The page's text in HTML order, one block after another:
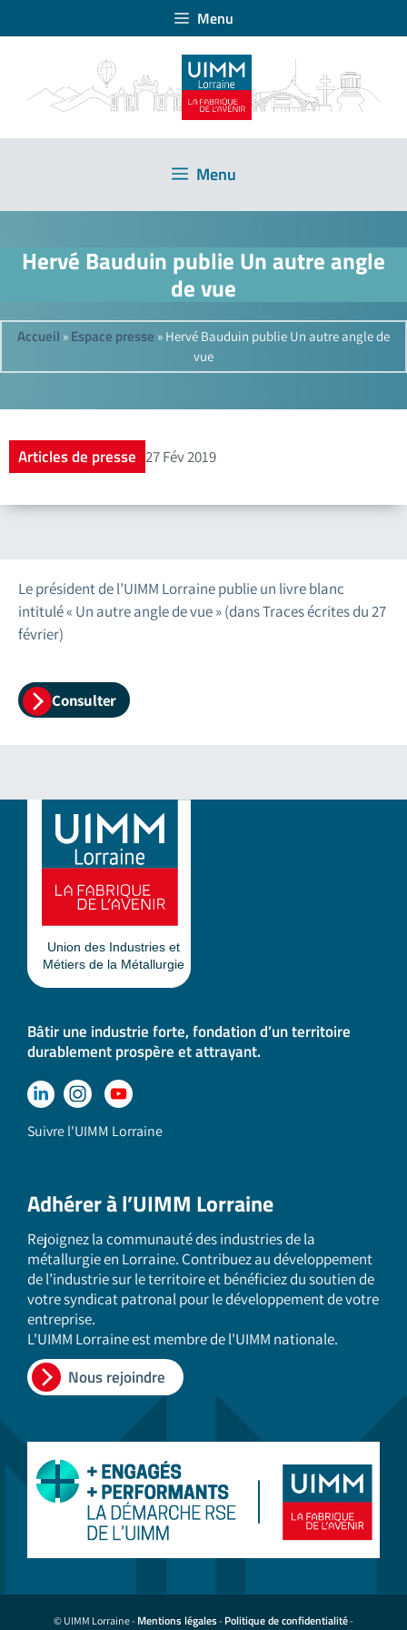
Menu
Menu
Hervé Bauduin publie Un autre angle
de vue
Accueil » Espace presse » Hervé Bauduin publie Un autre angle de
vue
Articles de presse 27 Fév 2019
Le président de l’UIMM Lorraine publie un livre blanc
intitulé « Un autre angle de vue » (dans Traces écrites du 27
février)
Consulter
Bâtir une industrie forte, fondation d’un territoire
durablement prospère et attrayant.
Suivre l'UIMM Lorraine
Adhérer à l’UIMM Lorraine
Rejoignez la communauté des industries de la
métallurgie en Lorraine. Contribuez au développement
de l’industrie sur le territoire et bénéficiez du soutien de
votre syndicat patronal pour le développement de votre
entreprise.
L'UIMM Lorraine est membre de l'UIMM nationale.
Nous rejoindre
© UIMM Lorraine - Mentions légales- Politique de confidentialité-